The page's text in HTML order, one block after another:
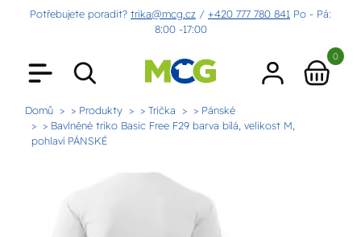
Potřebujete poradit? trika@mcg.cz / +420 777 780 841 Po - Pá:
8:00 -17:00
0
Domů > Produkty > Trička
> Pánské
> Bavlněné triko Basic Free F29 barva bílá, velikost M,
pohlaví PÁNSKÉ